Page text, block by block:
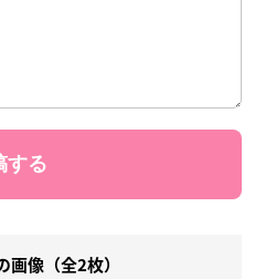
画像（全2枚）